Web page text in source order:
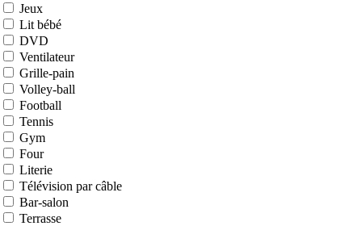
Jeux
Lit bébé
DVD
Ventilateur
Grille-pain
Volley-ball
Football
Tennis
Gym
Four
Literie
Télévision par câble
Bar-salon
Terrasse